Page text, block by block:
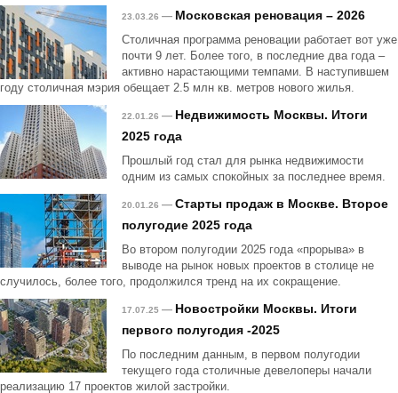
23.03.26 — Московская реновация – 2026
Столичная программа реновации работает вот уже
почти 9 лет. Более того, в последние два года –
активно нарастающими темпами. В наступившем
году столичная мэрия обещает 2.5 млн кв. метров нового жилья.
22.01.26 — Недвижимость Москвы. Итоги
2025 года
Прошлый год стал для рынка недвижимости
одним из самых спокойных за последнее время.
20.01.26 — Старты продаж в Москве. Второе
полугодие 2025 года
Во втором полугодии 2025 года «прорыва» в
выводе на рынок новых проектов в столице не
случилось, более того, продолжился тренд на их сокращение.
17.07.25 — Новостройки Москвы. Итоги
первого полугодия -2025
По последним данным, в первом полугодии
текущего года столичные девелоперы начали
реализацию 17 проектов жилой застройки.